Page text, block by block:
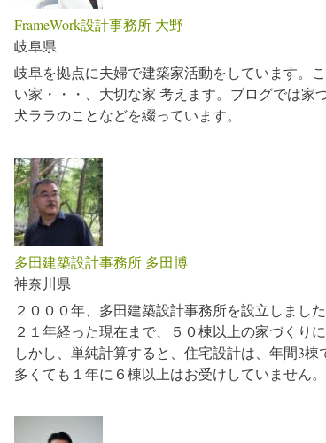
FrameWork設計事務所 大野
岐阜県
岐阜を拠点に夫婦で建築家活動をしています。
い家・・・、大切な家 考えます。ブログでは家
犬ララのことなどを綴っています。
多田建築設計事務所 多田博
神奈川県
２０００年、多田建築設計事務所を設立しました
２１年経った現在まで、５０棟以上の家づくり
しかし、単純計算すると、住宅設計は、年間3棟
多くても１年に６棟以上はお受けしていません。